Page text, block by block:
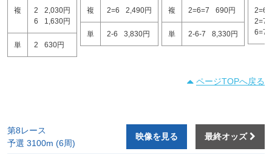
複 2
2,030円
6
1,630円
単 2 630円
複 2=6 2,490円
単 2-6 3,830円
複 2=6=7 690円
単 2-6-7 8,330円
2=6
2=7
6=7
ページTOPへ戻る
第8レース
予選 3100m (6周)
映像を見る 最終オッズ